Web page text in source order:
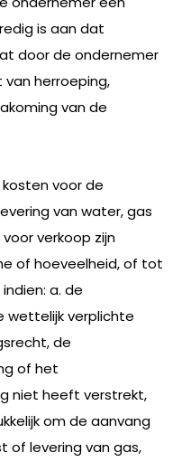
is aan dat
door de ondernemer
herroeping,
van de
voor de
van water, gas
verkoop zijn
of hoeveelheid, of tot
a. de
wettelijk verplichte
de
of het
niet heeft verstrekt,
om de aanvang
of levering van gas,